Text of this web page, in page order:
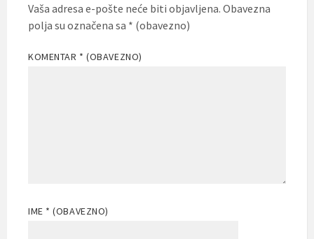
Vaša adresa e-pošte neće biti objavljena. Obavezna
polja su označena sa * (obavezno)
KOMENTAR * (OBAVEZNO)
IME * (OBAVEZNO)